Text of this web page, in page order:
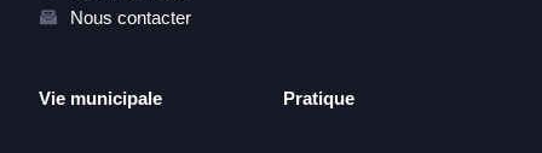
Nous contacter
Vie municipale Pratique